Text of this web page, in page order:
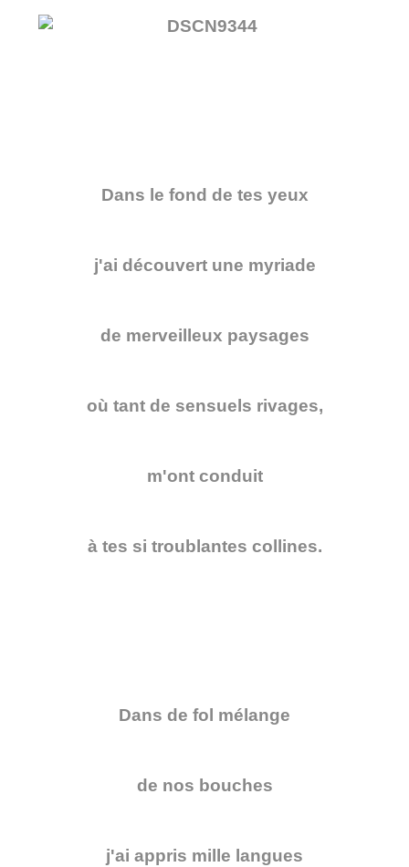
Dans le fond de tes yeux
j'ai découvert une myriade
de merveilleux paysages
où tant de sensuels rivages,
m'ont conduit
à tes si troublantes collines.
Dans de fol mélange
de nos bouches
j'ai appris mille langues